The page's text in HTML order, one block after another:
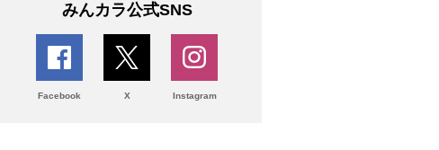
みんカラ公式SNS
Facebook X Instagram